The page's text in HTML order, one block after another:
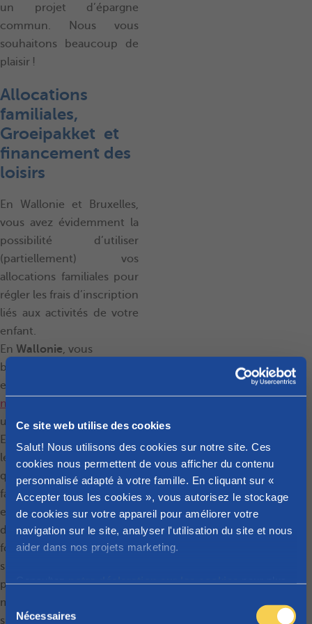
Ce site web utilise des cookies
Salut! Nous utilisons des cookies sur notre site. Ces
cookies nous permettent de vous afficher du contenu
personnalisé adapté à votre famille. En cliquant sur «
Accepter tous les cookies », vous autorisez le stockage
de cookies sur votre appareil pour améliorer votre
navigation sur le site, analyser l'utilisation du site et nous
aider dans nos projets marketing.
S
Nécessaires
un projet d’épargne
commun. Nous vous
souhaitons beaucoup de
plaisir !
Allocations
familiales,
Groeipakket et
financement des
loisirs
En Wallonie et Bruxelles,
vous avez évidemment la
possibilité d’utiliser
(partiellement) vos
allocations familiales pour
régler les frais d’inscription
liés aux activités de votre
enfant.
En Wallonie, vous
bénéficiez pour chaque
enfant d’une
naissance
unique de 1.395,02 euros.
Ensuite, vous toucherez
les allocations familiales
qui vous permettront de
faire face aux dépenses
engendrées par les loisirs
de votre enfant. En
fonction de votre
situation, vous
pourrez même éventuelle
ment prétendre à des
suppléments. Adhérez